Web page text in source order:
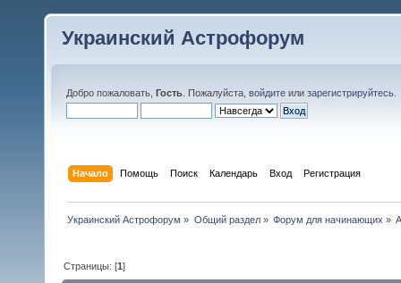
Украинский Астрофорум
Добро пожаловать, Гость . Пожалуйста, войдите или зарегистрируйтесь
Начало Помощь Поиск Календарь Вход Регистрация
Украинский Астрофорум » Общий раздел» Форум для начинающих »
Страницы: [1]